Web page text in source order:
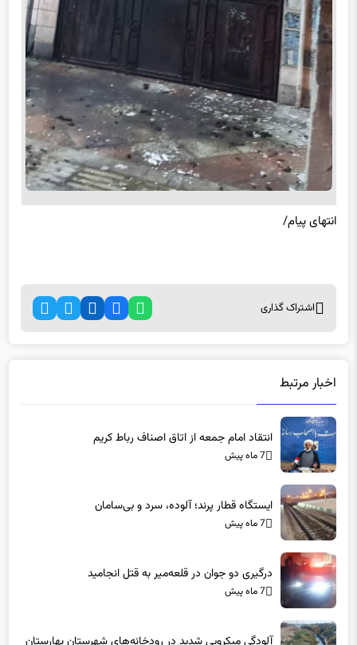
انتهای پیام/
اشتراک گذاری
اخبار مرتبط
انتقاد امام جمعه از اتاق اصناف رباط کریم
7 ماه پیش
ایستگاه قطار پرند؛ آلوده، سرد و بی‌سامان
7 ماه پیش
درگیری دو جوان در قلعه‌میر به قتل انجامید
7 ماه پیش